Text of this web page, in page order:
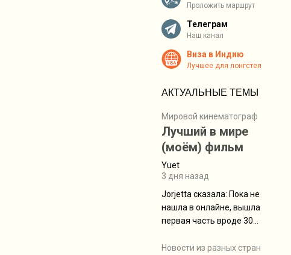
Проложить маршрут
Телеграм
Наш канал
Виза в Индию
Лучшее для лонгстея
АКТУАЛЬНЫЕ ТЕМЫ
Мировой кинематограф
Лучший в мире
(моём) фильм
Yuet
3 дня назад
Jorjetta сказалa: Пока не
нашла в онлайне, вышла
первая часть вроде 30
Дивали 8 ноября.
Новости из разных стран